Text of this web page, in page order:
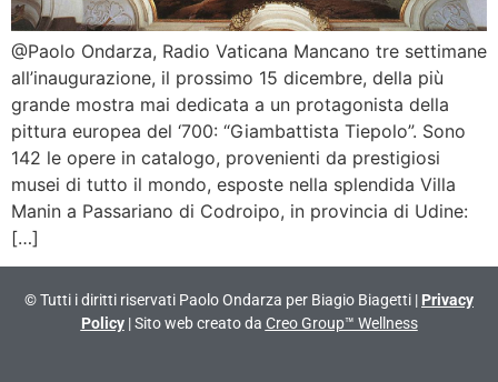
@Paolo Ondarza, Radio Vaticana Mancano tre settimane
all’inaugurazione, il prossimo 15 dicembre, della più
grande mostra mai dedicata a un protagonista della
pittura europea del ‘700: “Giambattista Tiepolo”. Sono
142 le opere in catalogo, provenienti da prestigiosi
musei di tutto il mondo, esposte nella splendida Villa
Manin a Passariano di Codroipo, in provincia di Udine:
[…]
© Tutti i diritti riservati Paolo Ondarza per Biagio Biagetti | Privacy
Policy| Sito web creato da Creo Group™ Wellness